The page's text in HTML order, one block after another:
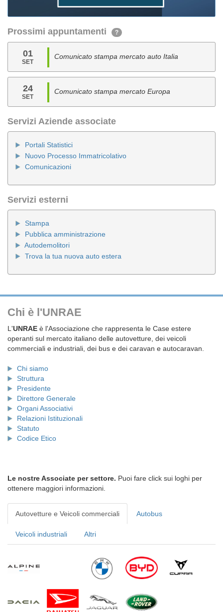
Prossimi appuntamenti ?
01
SET
Comunicato stampa mercato auto Italia
24
SET
Comunicato stampa mercato Europa
Servizi Aziende associate
Portali Statistici
Nuovo Processo Immatricolativo
Comunicazioni
Servizi esterni
Stampa
Pubblica amministrazione
Autodemolitori
Trova la tua nuova auto estera
Chi è l'UNRAE
L'UNRAE è l'Associazione che rappresenta le Case estere
operanti sul mercato italiano delle autovetture, dei veicoli
commerciali e industriali, dei bus e dei caravan e autocaravan.
Chi siamo
Struttura
Presidente
Direttore Generale
Organi Associativi
Relazioni Istituzionali
Statuto
Codice Etico
Le nostre Associate per settore. Puoi fare click sui loghi per
ottenere maggiori informazioni.
Autovetture e Veicoli commerciali Autobus
Veicoli industriali Altri